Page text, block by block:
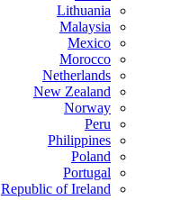
Lithuania
Malaysia
Mexico
Morocco
Netherlands
New Zealand
Norway
Peru
Philippines
Poland
Portugal
Republic of Ireland